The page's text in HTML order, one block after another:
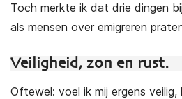
Toch merkte ik dat drie dingen
als mensen over emigreren
Veiligheid, zon en rust.
Oftewel: voel ik mij ergens